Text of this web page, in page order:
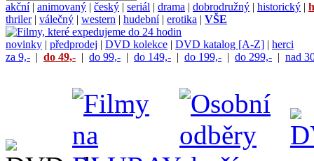
akční| animovaný | český | seriál | drama | dobrodružný | historický |
thriler| válečný | western | hudební| erotika | VŠE
novinky | předprodej | DVD kolekce | DVD katalog [A-Z] | herci
za 9,- | do 49,- | do 99,- | do 149,- | do 199,- | do 299,- | nad